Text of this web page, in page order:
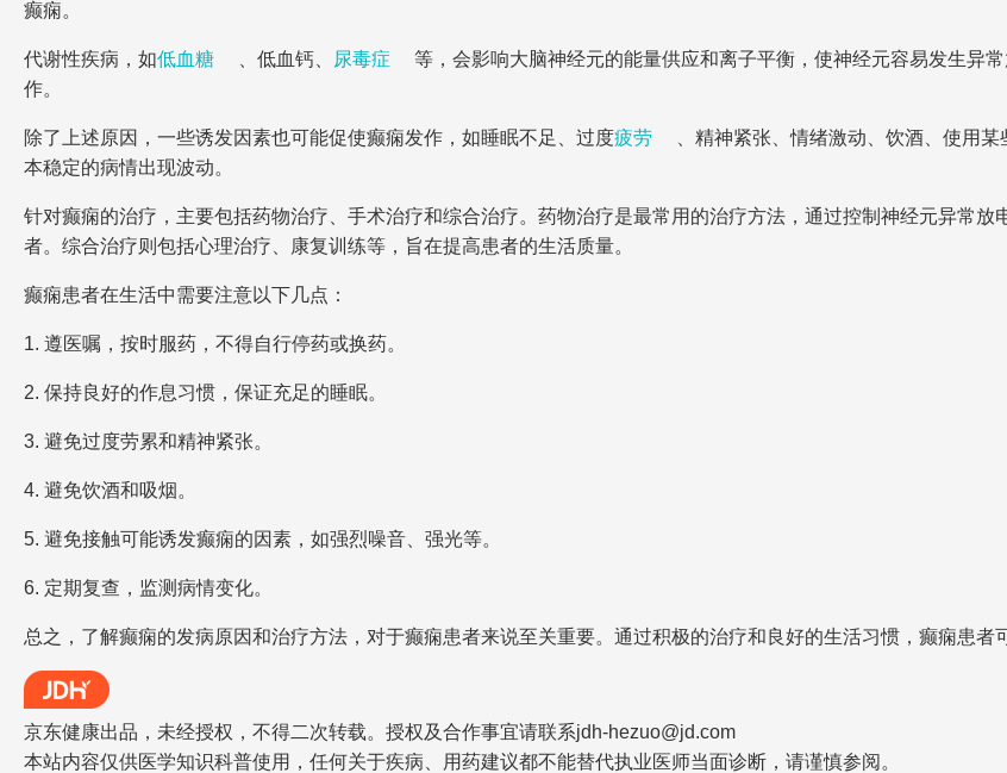
癫痫。
代谢性疾病，如低血糖 、低血钙、 尿毒症
等，会影响大脑神经元的能量供应和离子平衡，使神经元容易发生异
作。
除了上述原因，一些诱发因素也可能促使癫痫发作，如睡眠不足、过度疲劳
、精神紧张、情绪激动、饮酒、使用
本稳定的病情出现波动。
针对癫痫的治疗，主要包括药物治疗、手术治疗和综合治疗。药物治疗是最常用的治疗方法，通过控制神经元异常
者。综合治疗则包括心理治疗、康复训练等，旨在提高患者的生活质量。
癫痫患者在生活中需要注意以下几点：
1. 遵医嘱，按时服药，不得自行停药或换药。
2. 保持良好的作息习惯，保证充足的睡眠。
3. 避免过度劳累和精神紧张。
4. 避免饮酒和吸烟。
5. 避免接触可能诱发癫痫的因素，如强烈噪音、强光等。
6. 定期复查，监测病情变化。
总之，了解癫痫的发病原因和治疗方法，对于癫痫患者来说至关重要。通过积极的治疗和良好的生活习惯，癫痫患者
京东健康出品，未经授权，不得二次转载。授权及合作事宜请联系jdh-hezuo@jd.com
本站内容仅供医学知识科普使用，任何关于疾病、用药建议都不能替代执业医师当面诊断，请谨慎参阅。